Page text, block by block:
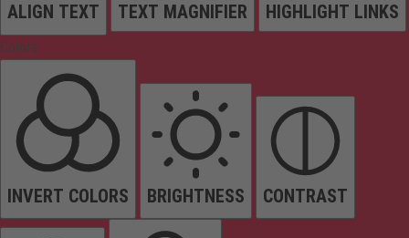
ALIGN TEXT TEXT MAGNIFIER HIGHLIGHT LINKS
Colors
INVERT COLORS BRIGHTNESS CONTRAST